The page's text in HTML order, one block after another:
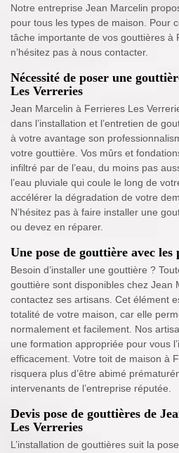
Notre entreprise Jean Marcelin
pour tous les types de maison. Pour
tâche importante de vos gouttières à
n’hésitez pas à nous contacter.
Nécessité de poser une
Les Verreries
Jean Marcelin à Ferrieres Les
dans l’installation et l’entretien de
à votre avantage son
votre gouttière. Vos mûrs et
infiltré par de l’eau, du moins pas
l’eau pluviale qui coule le long de
accélérer la dégradation de votre
N’hésitez pas à faire installer une
ou devez en réparer.
Une pose de gouttière avec
Besoin d’installer une gouttière ?
gouttière sont disponibles chez Jean
contactez ses artisans. Cet élément
totalité de votre maison, car elle
normalement et facilement. Nos
une formation appropriée pour vous
efficacement. Votre toit de maison à
risquera plus d’être abimé
intervenants de l’entreprise réputée.
Devis pose de gouttières de
Les Verreries
L’installation de gouttières suit la